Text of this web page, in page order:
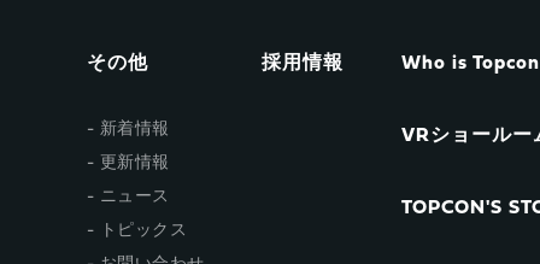
その他
新着情報
更新情報
ニュース
トピックス
採用情報 Who is
VRショールー
TOPCON'S